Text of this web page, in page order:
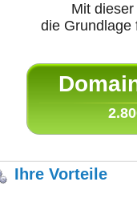
Mit
die
Ihre Vorteile